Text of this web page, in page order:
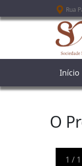
Passar para o Rua
Início
O
1 / 1